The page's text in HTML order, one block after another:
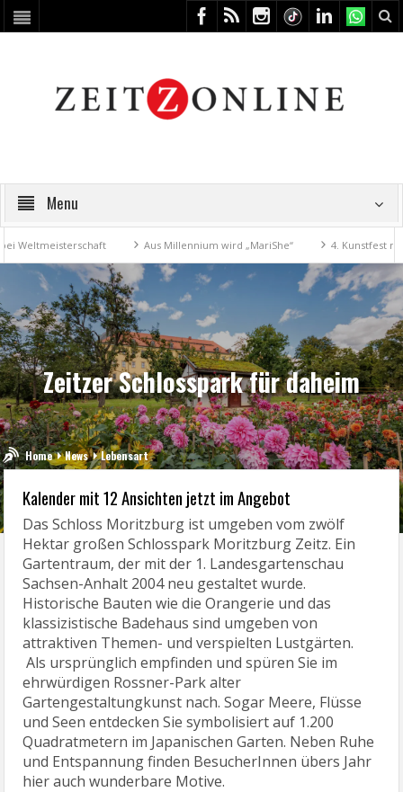
Menu
Aus Millennium wird „MariShe“ 4. Kunstfest macht
Zeitzer Schlosspark für daheim
Home News Lebensart
Kalender mit 12 Ansichten jetzt im Angebot
Das Schloss Moritzburg ist umgeben vom zwölf
Hektar großen Schlosspark Moritzburg Zeitz. Ein
Gartentraum, der mit der 1. Landesgartenschau
Sachsen-Anhalt 2004 neu gestaltet wurde.
Historische Bauten wie die Orangerie und das
klassizistische Badehaus sind umgeben von
attraktiven Themen- und verspielten Lustgärten.
Als ursprünglich empfinden und spüren Sie im
ehrwürdigen Rossner-Park alter
Gartengestaltungkunst nach. Sogar Meere, Flüsse
und Seen entdecken Sie symbolisiert auf 1.200
Quadratmetern im Japanischen Garten. Neben Ruhe
und Entspannung finden BesucherInnen übers Jahr
hier auch wunderbare Motive.